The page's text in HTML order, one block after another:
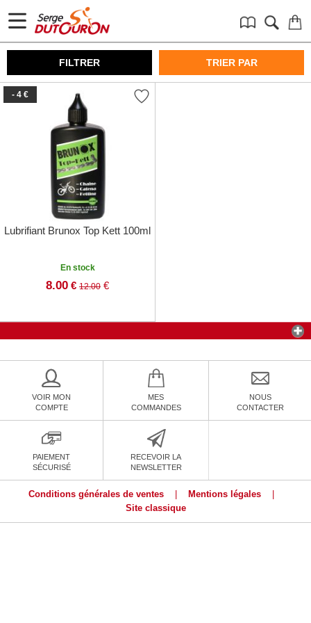
FILTRER TRIER PAR
- 4 €
Lubrifiant Brunox Top Kett 100ml
En stock
8.00 € 12.00 €
VOIR MON
COMPTE
MES
COMMANDES
NOUS
CONTACTER
PAIEMENT
SÉCURISÉ
RECEVOIR LA
NEWSLETTER
Conditions générales de ventes Mentions légales
Site classique